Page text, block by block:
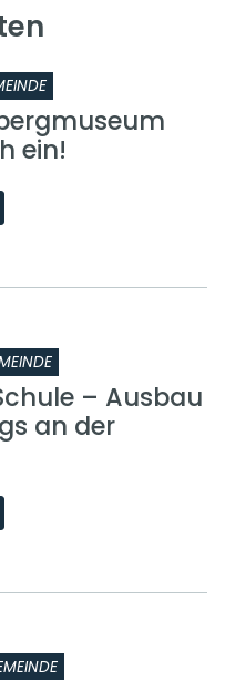
ein!
– Ausbau
an der